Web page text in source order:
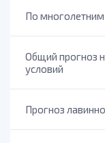
По
Общий прогноз
условий
Прогноз